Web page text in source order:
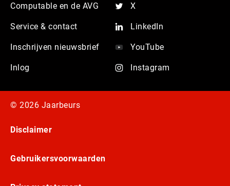
Computable en de AVG
Service & contact
Inschrijven nieuwsbrief
Inlog
X
LinkedIn
YouTube
Instagram
© 2026 Jaarbeurs
Disclaimer
Gebruikersvoorwaarden